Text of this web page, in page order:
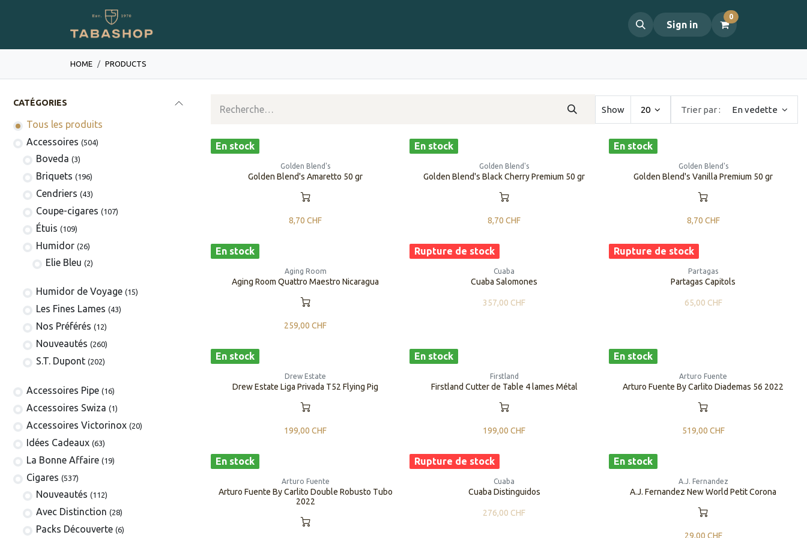
Sign in
0
HOME PRODUCTS
CATÉGORIES
Tous les produits
​​​​​​​​​​Accessoires (504)
Boveda (3)
​​​​Briquets (196)
Cendriers (43)
Coupe-cigares (107)
​Étuis (109)
Humidor (26)
Elie Bleu (2)
Humidor de Voyage (15)
Les Fines Lames (43)
Nos Préférés (12)
Nouveautés (260)
S.T. Dupont (202)
​​​​​​​​​​Accessoires Pipe (16)
Accessoires Swiza (1)
​​​​​​​​​​Accessoires Victorinox (20)
Idées Cadeaux (63)
La Bonne Affaire (19)
​​​Cigares (537)
​Nouveautés (112)
Avec Distinction (28)
Packs Découverte (6)
Trier par : En vedette
Show 20
En stock
Golden Blend's
Golden Blend's Amaretto 50 gr
8,70 CHF
En stock
Golden Blend's
Golden Blend's Black Cherry Premium 50 gr
8,70 CHF
En stock
Golden Blend's
Golden Blend's Vanilla Premium 50 gr
8,70 CHF
En stock
Aging Room
Aging Room Quattro Maestro Nicaragua
259,00 CHF
Rupture de stock
Cuaba
Cuaba Salomones
357,00 CHF
Rupture de stock
Partagas
Partagas Capitols
65,00 CHF
En stock
Drew Estate
Drew Estate Liga Privada T52 Flying Pig
199,00 CHF
En stock
Firstland
Firstland Cutter de Table 4 lames Métal
199,00 CHF
En stock
Arturo Fuente
Arturo Fuente By Carlito Diademas 56 2022
519,00 CHF
En stock
Arturo Fuente
Arturo Fuente By Carlito Double Robusto Tubo
2022
Rupture de stock
Cuaba
Cuaba Distinguidos
276,00 CHF
En stock
A.J. Fernandez
A.J. Fernandez New World Petit Corona
29,00 CHF